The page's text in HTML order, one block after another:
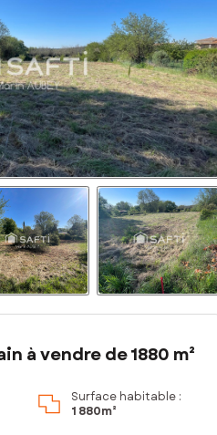
à vendre de 1880 m²
Surface habitable :
1 880m²